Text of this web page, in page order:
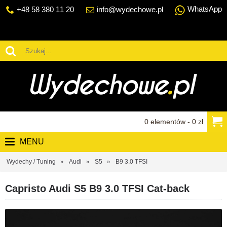
+48 58 380 11 20 info@wydechowe.pl WhatsApp
0 elementów - 0 zł
MENU
Wydechy / Tuning Audi S5 B9 3.0 TFSI
Capristo Audi S5 B9 3.0 TFSI Cat-back